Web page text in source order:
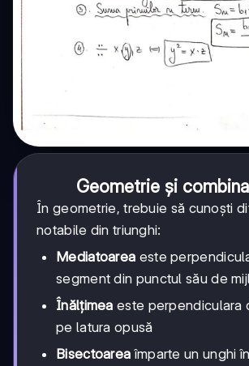
Geometrie și
În geometrie, trebuie să cunoști
notabile din triunghi:
Mediatoarea este
segment din punctul său de
Înălțimea este perpendiculara
pe latura opusă
Bisectoarea împarte un unghi